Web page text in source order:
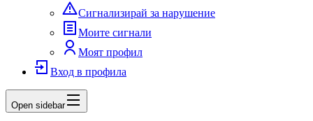
Сигнализирай за нарушение
Моите сигнали
Моят профил
Вход в профила
Open sidebar